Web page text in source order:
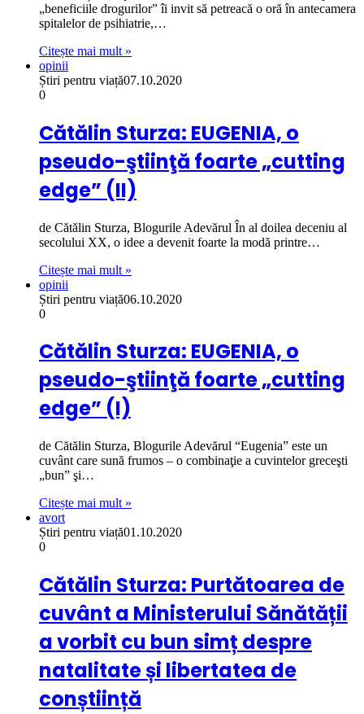
„beneficiile drogurilor” îi invit să petreacă o oră în antecamera
spitalelor de psihiatrie,…
Citește mai mult »
opinii
Știri pentru viață07.10.2020
0
Cătălin Sturza: EUGENIA, o
pseudo-ştiinţă foarte „cutting
edge” (II)
de Cătălin Sturza, Blogurile Adevărul În al doilea deceniu al
secolului XX, o idee a devenit foarte la modă printre…
Citește mai mult »
opinii
Știri pentru viață06.10.2020
0
Cătălin Sturza: EUGENIA, o
pseudo-ştiinţă foarte „cutting
edge” (I)
de Cătălin Sturza, Blogurile Adevărul “Eugenia” este un
cuvânt care sună frumos – o combinaţie a cuvintelor greceşti
„bun” şi…
Citește mai mult »
avort
Știri pentru viață01.10.2020
0
Cătălin Sturza: Purtătoarea de
cuvânt a Ministerului Sănătății
a vorbit cu bun simț despre
natalitate și libertatea de
conștiință